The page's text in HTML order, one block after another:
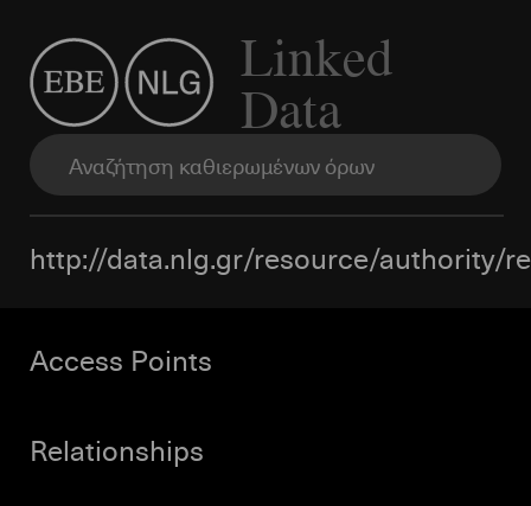
http://data.nlg.gr/resource/authority/
Linked
Data
Access Points
Relationships